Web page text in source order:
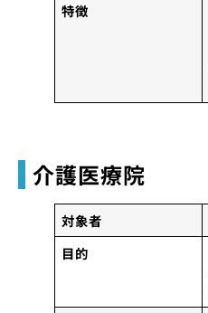
特徴
介護医療院
対象者
目的